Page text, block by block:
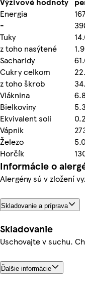
Energia
-
Tuky
z toho nasýtené
Sacharidy
Cukry celkom
z toho škrob
Vláknina
Bielkoviny
Ekvivalent soli
Vápnik
Železo
Horčík
Informácie o
Alergény sú v zložení
Skladovanie a príprava
Skladovanie
Uschovajte v suchu.
Ďalšie informácie